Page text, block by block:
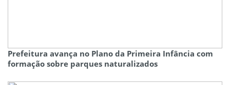
Prefeitura avança no Plano da Primeira Infância com
formação sobre parques naturalizados